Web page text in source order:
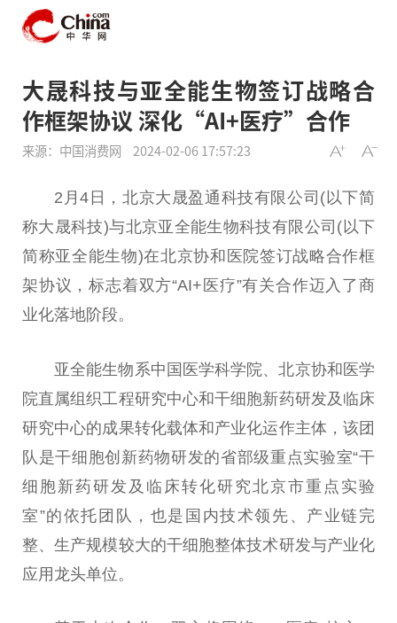
大晟科技与亚全能生物签订战略合
作框架协议 深化“AI+医疗”合作
来源：中国消费网 2024-02-06 17:57:23
2月4日，北京大晟盈通科技有限公司(以下简
称大晟科技)与北京亚全能生物科技有限公司(以下
简称亚全能生物)在北京协和医院签订战略合作框
架协议，标志着双方“AI+医疗”有关合作迈入了商
业化落地阶段。
亚全能生物系中国医学科学院、北京协和医学
院直属组织工程研究中心和干细胞新药研发及临床
研究中心的成果转化载体和产业化运作主体，该团
队是干细胞创新药物研发的省部级重点实验室“干
细胞新药研发及临床转化研究北京市重点实验
室”的依托团队，也是国内技术领先、产业链完
整、生产规模较大的干细胞整体技术研发与产业化
应用龙头单位。